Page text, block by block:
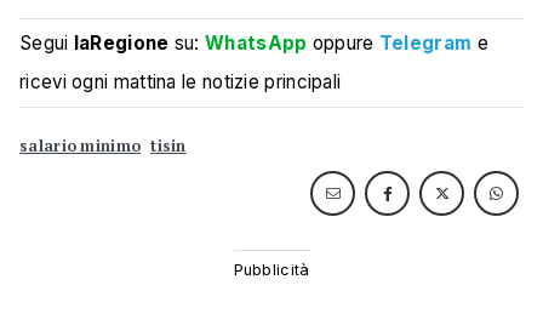
Segui laRegione su:WhatsApp oppure Telegram e
ricevi ogni mattina le notizie principali
salario minimo tisin